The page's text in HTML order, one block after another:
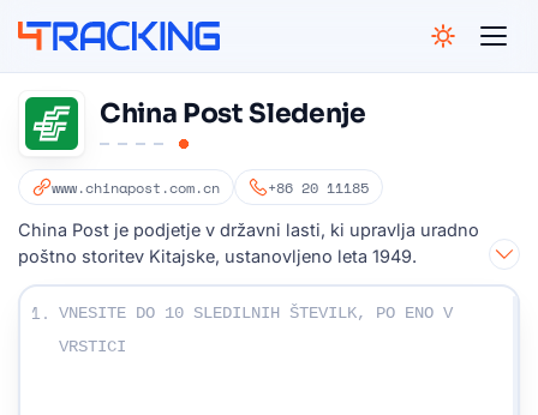
China Post Sledenje
www.chinapost.com.cn +86 20 11185
China Post je podjetje v državni lasti, ki upravlja uradno
poštno storitev Kitajske, ustanovljeno leta 1949.
Vnesite svoje sledilne številke:
1.